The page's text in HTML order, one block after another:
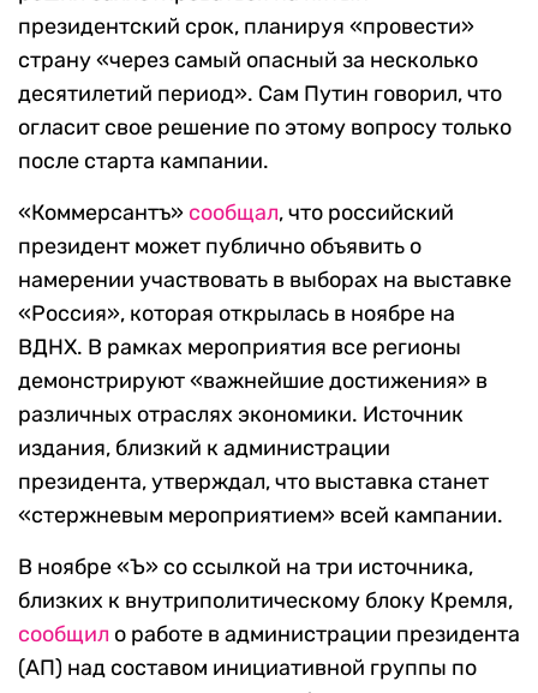
президентский срок, планируя «провести»
страну «через самый опасный за несколько
десятилетий период». Сам Путин говорил, что
огласит свое решение по этому вопросу только
после старта кампании.
«Коммерсантъ» сообщал, что российский
президент может публично объявить о
намерении участвовать в выборах на выставке
«Россия», которая открылась в ноябре на
ВДНХ. В рамках мероприятия все регионы
демонстрируют «важнейшие достижения» в
различных отраслях экономики. Источник
издания, близкий к администрации
президента, утверждал, что выставка станет
«стержневым мероприятием» всей кампании.
В ноябре «Ъ» со ссылкой на три источника,
близких к внутриполитическому блоку Кремля,
сообщил о работе в администрации президента
(АП) над составом инициативной группы по